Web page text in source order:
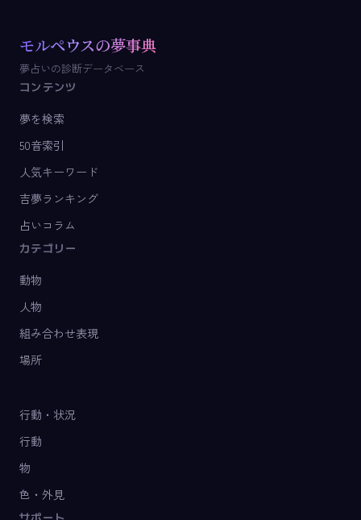
モルペウスの夢事典
夢占いの診断データベース
コンテンツ
夢を検索
50音索引
人気キーワード
吉夢ランキング
占いコラム
カテゴリー
動物
人物
組み合わせ表現
場所
行動・状況
行動
物
色・外見